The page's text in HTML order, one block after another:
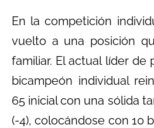
En la competición
vuelto a una posición
familiar. El actual líder de
bicampeón individual
65 inicial con una sólida
(-4), colocándose con 10